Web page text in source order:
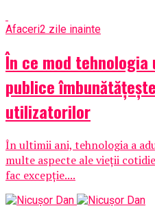
Afaceri2 zile inainte
În ce mod
publice
utilizatorilor
În ultimii ani, tehnologia a
multe aspecte ale vieții
fac excepție....